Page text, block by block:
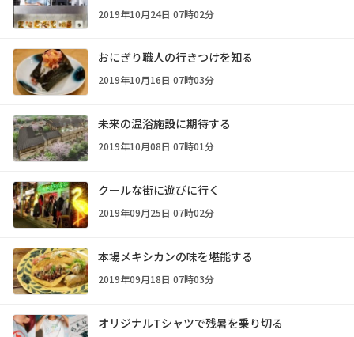
2019年10月24日 07時02分
おにぎり職人の行きつけを知る
2019年10月16日 07時03分
未来の温浴施設に期待する
2019年10月08日 07時01分
クールな街に遊びに行く
2019年09月25日 07時02分
本場メキシカンの味を堪能する
2019年09月18日 07時03分
オリジナルTシャツで残暑を乗り切る